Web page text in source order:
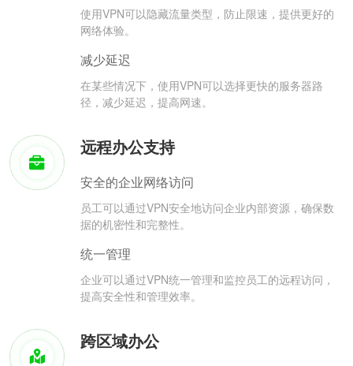
使用VPN可以隐藏流量类型，防止限速，提供更好的
网络体验。
减少延迟
在某些情况下，使用VPN可以选择更快的服务器路
径，减少延迟，提高网速。
远程办公支持
安全的企业网络访问
员工可以通过VPN安全地访问企业内部资源，确保数
据的机密性和完整性。
统一管理
企业可以通过VPN统一管理和监控员工的远程访问，
提高安全性和管理效率。
跨区域办公